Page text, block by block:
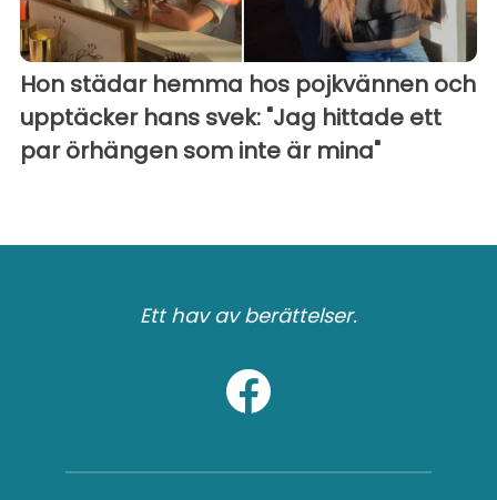
Hon städar hemma hos pojkvännen och
upptäcker hans svek: "Jag hittade ett
par örhängen som inte är mina"
Ett hav av berättelser.